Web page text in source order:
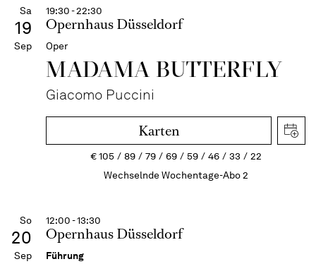
Sa
19
Sep
19:30 - 22:30
Opernhaus Düsseldorf
Oper
MADAMA BUTTER­FLY
Giacomo Puccini
Karten
€105 89 79 69 59 46 33
22
Wechselnde Wochentage-Abo 2
So
20
Sep
12:00 - 13:30
Opernhaus Düsseldorf
Führung